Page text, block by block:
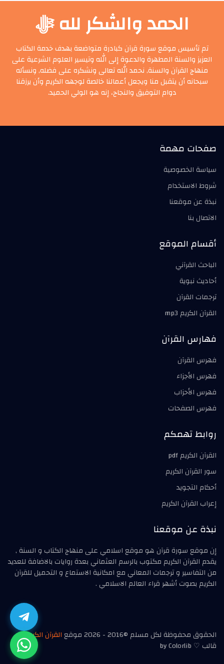
الحمد والشكر لله ﷻ
تم تأسيس موقع سورة قرآن كبادرة متواضعة بهدف خدمة الكتاب
العزيز والسنة المطهرة والدعوة إلى الله وتيسير العلوم الشرعية على
منهاج القرآن والسنة, نحمد الله تعالى ونشكره على فضله, ونسأله
سبحانه أن يتقبل منا ويجعل أعمالنا خالصة لوجهه الكريم وأن يرزقنا
دوام التوفيق والنجاح، إنه هو الولي الحميد.
صفحات مهمة
سياسة الخصوصية
شروط الاستخدام
نبذة عن موقعنا
الاتصال بنا
أقسام الموقع
الباحث القرآني
أحاديث نبوية
ترجمات القرآن
القرآن الكريم mp3
فهارس القرآن
فهرس القرآن
فهرس الأجزاء
فهرس الأحزاب
فهرس الصفحات
روابط تهمكم
القرآن الكريم pdf
سور القرآن الكريم
أحكام التجويد
إعراب القرآن الكريم
نبذة عن موقعنا
إن موقع سورة قرآن هو موقع اسلامي على منهاج الكتاب و السنة ,
يقدم القرآن الكريم مكتوب بالرسم العثماني بعدة روايات بالاضافة للعديد
من التفاسير و ترجمات المعاني مع امكانية الاستماع و التحميل للقرآن
الكريم بصوت أشهر قراء العالم الاسلامي .
الحقوق محفوظة لكل مسلم ©2016 - 2026 موقع القرآن الكريم|
قالب ♡ by Colorlib